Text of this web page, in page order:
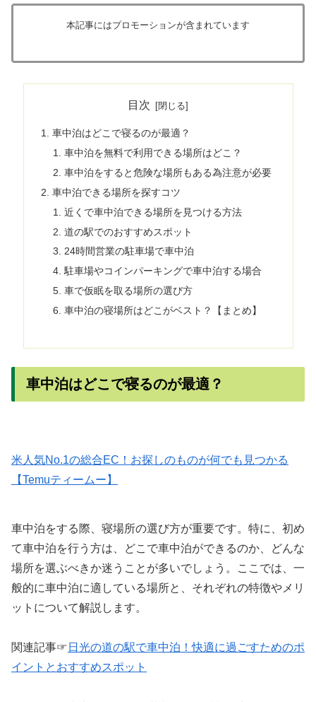
本記事にはプロモーションが含まれています
目次
車中泊はどこで寝るのが最適？
車中泊を無料で利用できる場所はどこ？
車中泊をすると危険な場所もある為注意が必要
車中泊できる場所を探すコツ
近くで車中泊できる場所を見つける方法
道の駅でのおすすめスポット
24時間営業の駐車場で車中泊
駐車場やコインパーキングで車中泊する場合
車で仮眠を取る場所の選び方
車中泊の寝場所はどこがベスト？【まとめ】
車中泊はどこで寝るのが最適？
米人気No.1の総合EC！お探しのものが何でも見つかる
【Temuティームー】
車中泊をする際、寝場所の選び方が重要です。特に、初め
て車中泊を行う方は、どこで車中泊ができるのか、どんな
場所を選ぶべきか迷うことが多いでしょう。ここでは、一
般的に車中泊に適している場所と、それぞれの特徴やメリ
ットについて解説します。
関連記事☞ 日光の道の駅で車中泊！快適に過ごすためのポ
イントとおすすめスポット